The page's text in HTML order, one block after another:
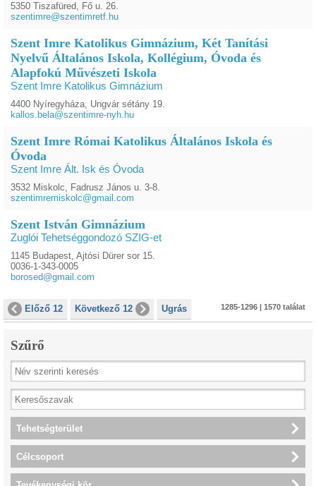
5350 Tiszafüred, Fő u. 26.
szentimre@szentimretf.hu
Szent Imre Katolikus Gimnázium, Két Tanítási
Nyelvű Általános Iskola, Kollégium, Óvoda és
Alapfokú Művészeti Iskola
Szent Imre Katolikus Gimnázium
4400 Nyíregyháza, Ungvár sétány 19.
kallos.bela@szentimre-nyh.hu
Szent Imre Római Katolikus Általános Iskola és
Óvoda
Szent Imre Ált. Isk és Óvoda
3532 Miskolc, Fadrusz János u. 3-8.
szentimremiskolc@gmail.com
Szent István Gimnázium
Zuglói Tehetséggondozó SZIG-et
1145 Budapest, Ajtósi Dürer sor 15.
0036-1-343-0005
borosed@gmail.com
Előző 12 Következő 12 Ugrás 1285-1296 | 1570 találat
Szűrő
Tehetségterület
Célcsoport